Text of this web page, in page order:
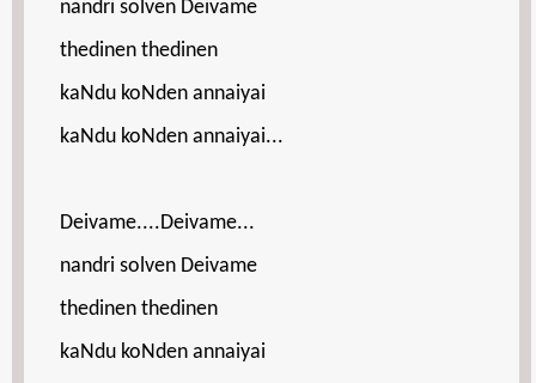
nandri solven Deivame
thedinen thedinen
kaNdu koNden annaiyai
kaNdu koNden annaiyai...
Deivame....Deivame...
nandri solven Deivame
thedinen thedinen
kaNdu koNden annaiyai